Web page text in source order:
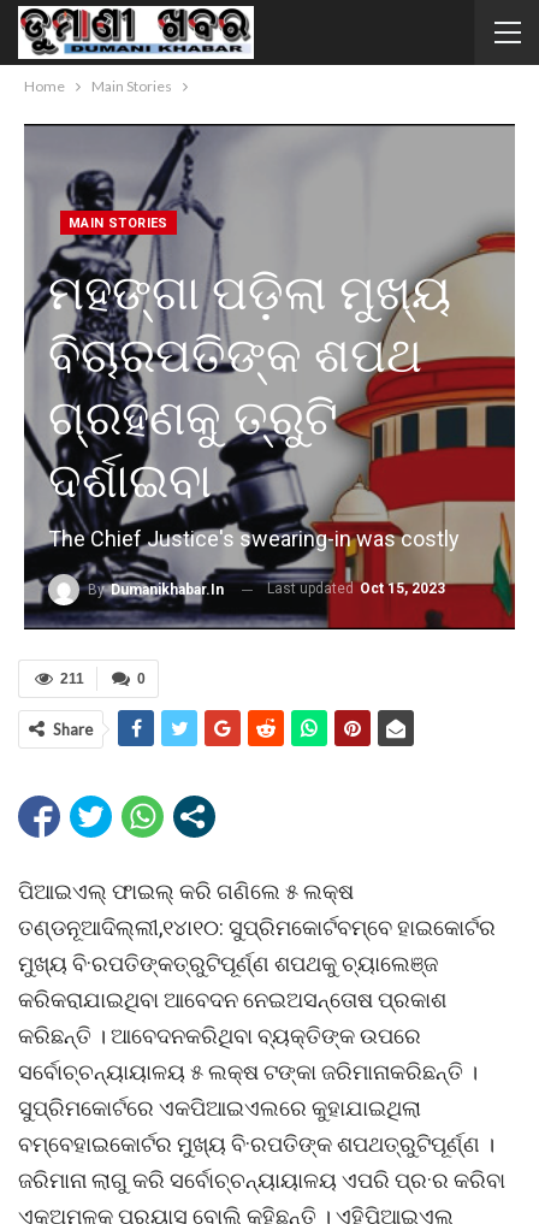
Home Main Stories
MAIN STORIES
ମହଙ୍ଗା ପଡ଼ିଲା ମୁଖ୍ୟ
ବିଚାରପତିଙ୍କ ଶପଥ
ଗ୍ରହଣକୁ ତ୍ରୁଟି
ଦର୍ଶାଇବା
The Chief Justice's swearing-in was costly
ByDumanikhabar.in Last updated Oct 15, 2023
0
211
Share
ପିଆଇଏଲ୍ ଫାଇଲ୍ କରି ଗଣିଲେ ୫ ଲକ୍ଷ
ତଣ୍ଡନୂଆଦିଲ୍ଲୀ,୧୪ା୧୦: ସୁପ୍ରିମକୋର୍ଟବମ୍ବେ ହାଇକୋର୍ଟର
ମୁଖ୍ୟ ବି·ରପତିଙ୍କତ୍ରୁଟିପୂର୍ଣ୍ଣ ଶପଥକୁ ଚ୍ୟାଲେଞ୍ଜ
କରିକରାଯାଇଥିବା ଆବେଦନ ନେଇଅସନ୍ତୋଷ ପ୍ରକାଶ
କରିଛନ୍ତି । ଆବେଦନକରିଥିବା ବ୍ୟକ୍ତିଙ୍କ ଉପରେ
ସର୍ବୋଚ୍ଚନ୍ୟାୟାଳୟ ୫ ଲକ୍ଷ ଟଙ୍କା ଜରିମାନାକରିଛନ୍ତି ।
ସୁପ୍ରିମକୋର୍ଟରେ ଏକପିଆଇଏଲରେ କୁହାଯାଇଥିଲା
ବମ୍ବେହାଇକୋର୍ଟର ମୁଖ୍ୟ ବି·ରପତିଙ୍କ ଶପଥତ୍ରୁଟିପୂର୍ଣ୍ଣ ।
ଜରିମାନା ଲାଗୁ କରି ସର୍ବୋଚ୍ଚନ୍ୟାୟାଳୟ ଏପରି ପ୍ର·ର କରିବା
ଏକଅମୂଳକ ପ୍ରୟାସ ବୋଲି କହିଛନ୍ତି । ଏହିପିଆଇଏଲ